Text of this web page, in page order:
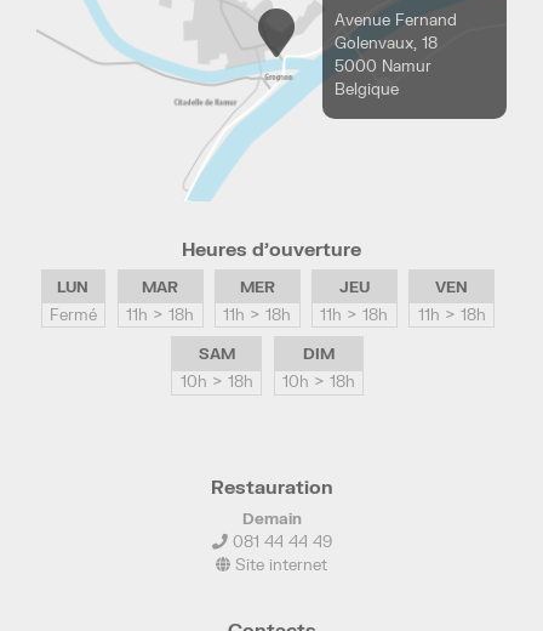
Avenue Fernand
Golenvaux, 18
5000 Namur
Belgique
Heures d’ouverture
LUN
Fermé
MAR
11h > 18h
MER
11h > 18h
JEU
11h > 18h
VEN
11h > 18h
SAM
10h > 18h
DIM
10h > 18h
Restauration
Demain
081 44 44 49
Site internet